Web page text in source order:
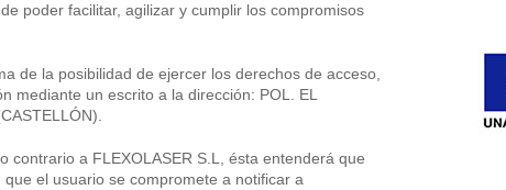
poder facilitar, agilizar y cumplir los compromisos
de la posibilidad de ejercer los derechos de acceso,
mediante un escrito a la dirección: POL. EL
contrario a FLEXOLASER S.L, ésta entenderá que
el usuario se compromete a notificar a